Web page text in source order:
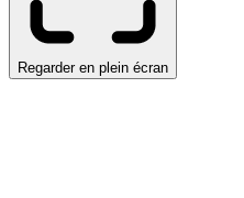
Regarder en plein écran